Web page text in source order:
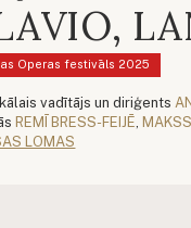
Operas festivāls 2025
vadītājs un diriģents
REMĪ BRESS-FEIJĒ,
LOMAS